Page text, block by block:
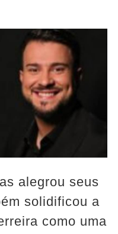
alegrou seus
solidificou a
como uma